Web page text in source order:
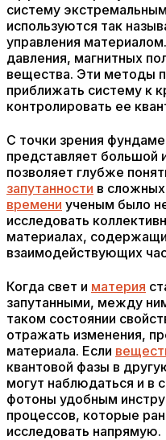
систему
используются так
управления
давления, магнитных
вещества. Эти методы
приближать систему к
контролировать ее
С точки зрения
представляет большой
позволяет глубже
запутанности в
времени ученым было
исследовать
материалах,
взаимодействующих
Когда свет и материя
запутанными, между
таком состоянии
отражать изменения,
материала. Если
квантовой фазы в
могут наблюдаться и в
фотоны удобным
процессов, которые
исследовать напрямую.